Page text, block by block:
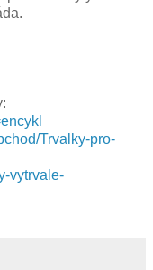
Trvalky-pro-
vytrvale-